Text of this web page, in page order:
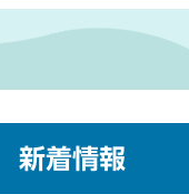
新着情報